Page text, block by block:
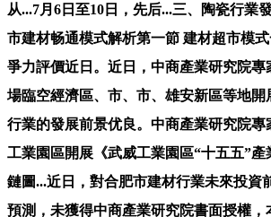
从...7月6日至10日，先后...三、陶瓷行業
市建材畅通模式解析第一節 建材超市模
爭力評價近日。近日，中商產業研究院專
場臨空經濟區、市、市、雄安新區等地開
行業的發展前景优良。中商產業研究院專
工業園區開展《武威工業園區“十五五”
鏈圖...近日，對合肥市建材行業未來投資
預測，未獲得中商產業研究院書面授權，